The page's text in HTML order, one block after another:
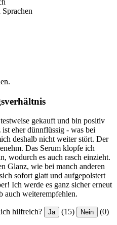
gekauft und bin positiv
eher dünnflüssig - was bei
deshalb nicht weiter stört. Der
Das Serum klopfe ich
wodurch es auch rasch einzieht.
Glanz, wie bei manch anderen
sofort glatt und aufgepolstert
Ich werde es ganz sicher erneut
auch weiterempfehlen.
hilfreich? Ja (15) Nein (0)